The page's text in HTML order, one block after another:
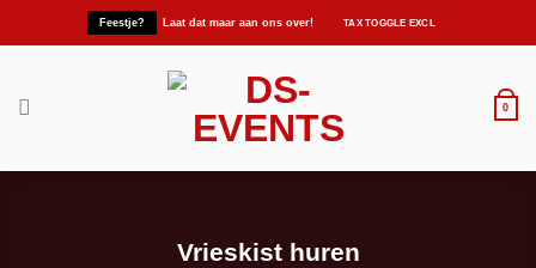
Feestje? Laat dat maar aan ons over!
0
Vrieskist huren